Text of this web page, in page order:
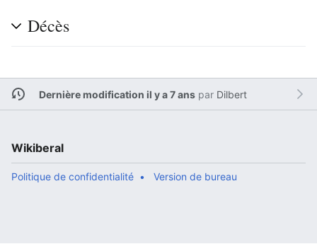
Décès
Dernière modification il y a 7 anspar Dilbert
Wikiberal
Politique de confidentialité Version de bureau